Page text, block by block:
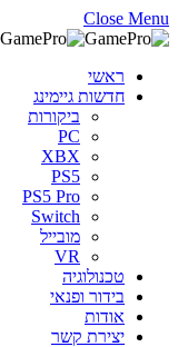
Close Menu
ראשי
חדשות גיימינג
ביקורות
PC
XBX
PS5
PS5 Pro
Switch
מובייל
VR
טכנולוגיה
בידור ופנאי
אודות
יצירת קשר